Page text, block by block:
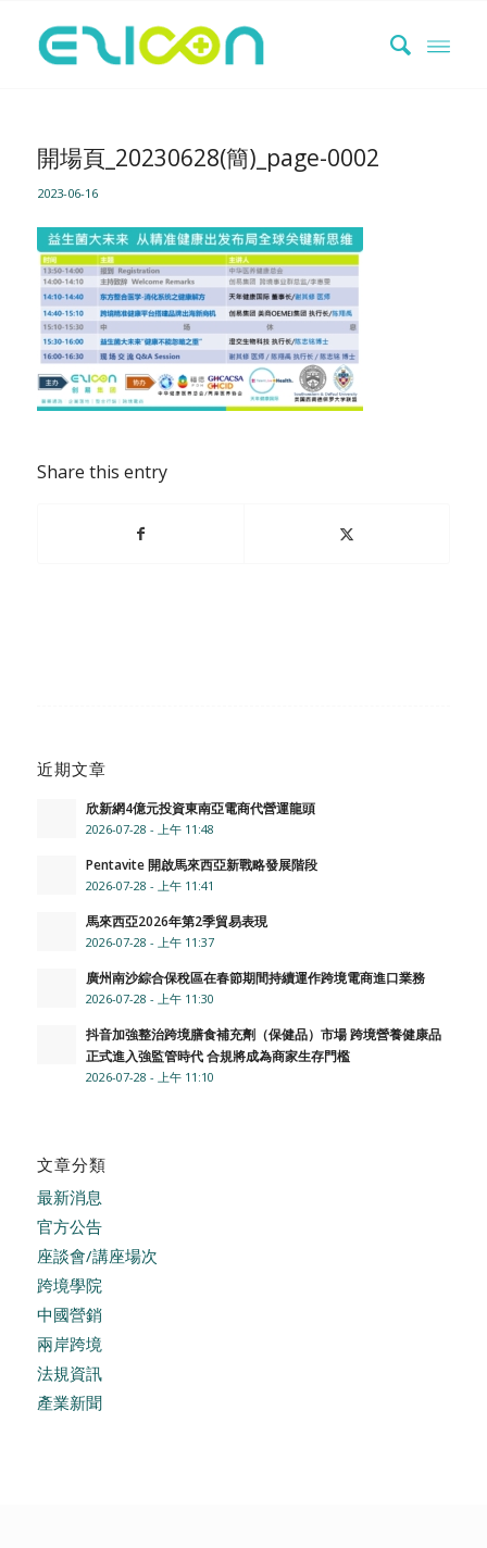
開場頁_20230628(簡)_page-0002
2023-06-16
Share this entry
近期文章
欣新網4億元投資東南亞電商代營運龍頭
2026-07-28 - 上午 11:48
Pentavite 開啟馬來西亞新戰略發展階段
2026-07-28 - 上午 11:41
馬來西亞2026年第2季貿易表現
2026-07-28 - 上午 11:37
廣州南沙綜合保稅區在春節期間持續運作跨境電商進口業務
2026-07-28 - 上午 11:30
抖音加強整治跨境膳食補充劑（保健品）市場 跨境營養健康品
正式進入強監管時代 合規將成為商家生存門檻
2026-07-28 - 上午 11:10
文章分類
最新消息
官方公告
座談會/講座場次
跨境學院
中國營銷
兩岸跨境
法規資訊
產業新聞